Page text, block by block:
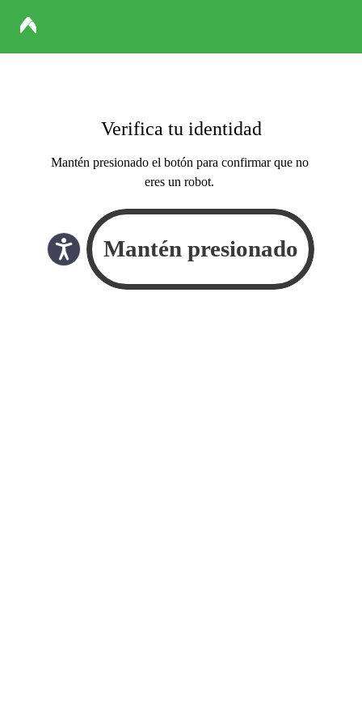
Verifica tu identidad
Mantén presionado el botón para confirmar que no
eres un robot.